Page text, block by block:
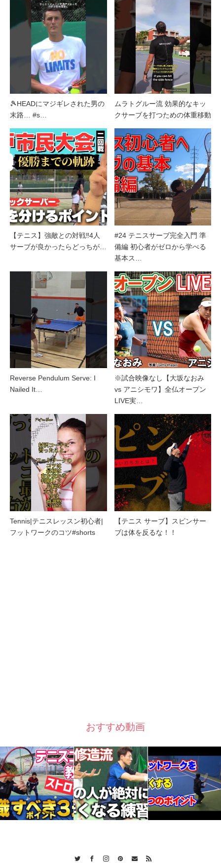
🎾HEADにマジギレされた男の
末路… #s…
ムラトグルー流 効果的なキッ
クサーブを打つための体重移動
【テニス】強敵との対戦‼︎4人
サーブが良かったらどっちが…
#24 テニスサーブ完全入門 準
備編 初心者がゼロから学べる
基本ス…
Reverse Pendulum Serve: I
Nailed It…
※試合映像なし【大坂なおみ
vs アニシモワ】全仏オープン
LIVE実…
Tennis|テニスレッスン初心者|
フットワークのコツ#shorts
【テニス サーブ】スピンサー
ブは体を反るな！！
おすすめ動画